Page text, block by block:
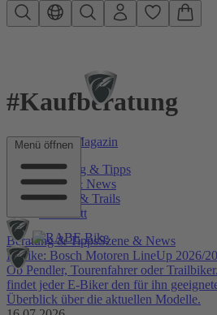
Zum Hauptinhalt springen
Menü öffnen
#Kaufberatung
RABE Bike Magazin
Beratung & Tipps
Szene & News
Touren & Trails
Werkstatt
Beratung & TippsSzene & News
E-Bike: Bosch Motoren LineUp 2026/
Ob Pendler, Tourenfahrer oder
findet jeder E-Biker den für ihn
Überblick über die aktuellen Modelle.